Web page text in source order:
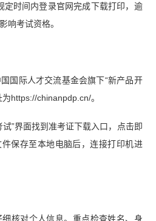
定时间内登录官网完成下载打印，逾
响考试资格。
国际人才交流基金会旗下“新产品开
https://chinanpdp.cn/。
”界面找到准考证下载入口，点击即
保存至本地电脑后，连接打印机进
核对个人信息。重点检查姓名、身